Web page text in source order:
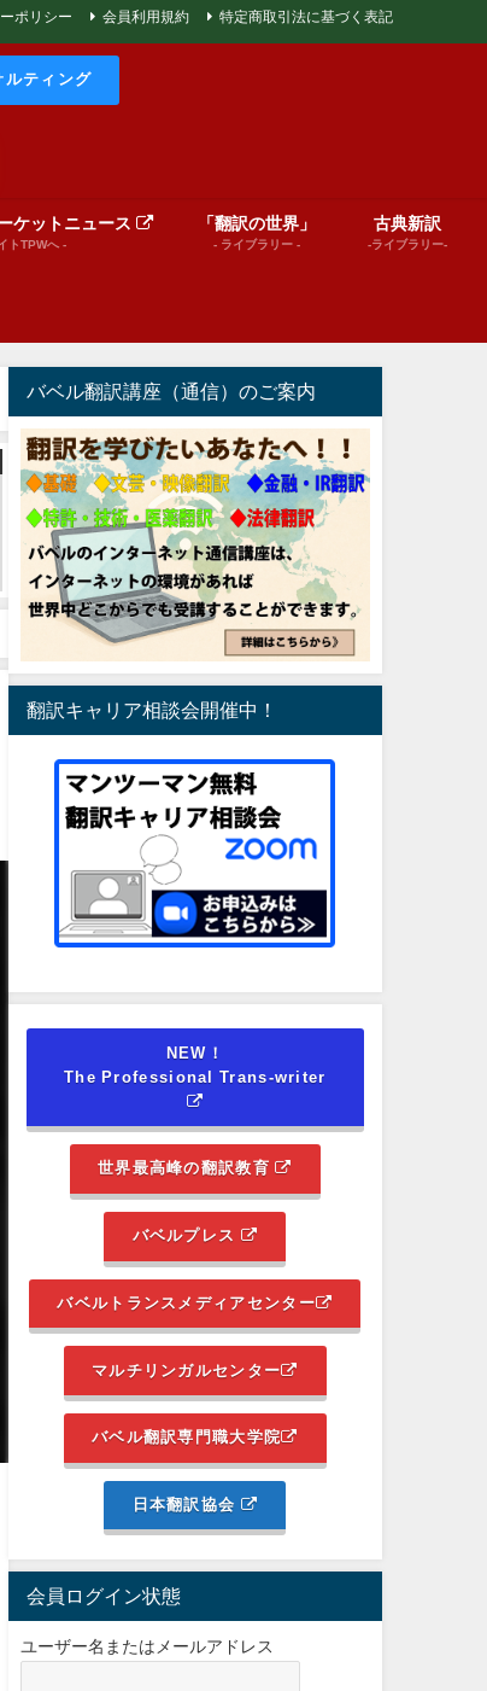
ポリシー 会員利用規約 特定商取引法に基づく表記
ルティング
ケットニュース
トTPWへ -
「翻訳の世界」
- ライブラリー -
古典新訳
-ライブラリー-
World News insights
バベル翻訳講座（通信）のご案内
翻訳キャリア相談会開催中！
NEW！
The Professional Trans-writer
世界最高峰の翻訳教育
バベルプレス
バベルトランスメディアセンター
マルチリンガルセンター
バベル翻訳専門職大学院
日本翻訳協会
会員ログイン状態
ユーザー名またはメールアドレス